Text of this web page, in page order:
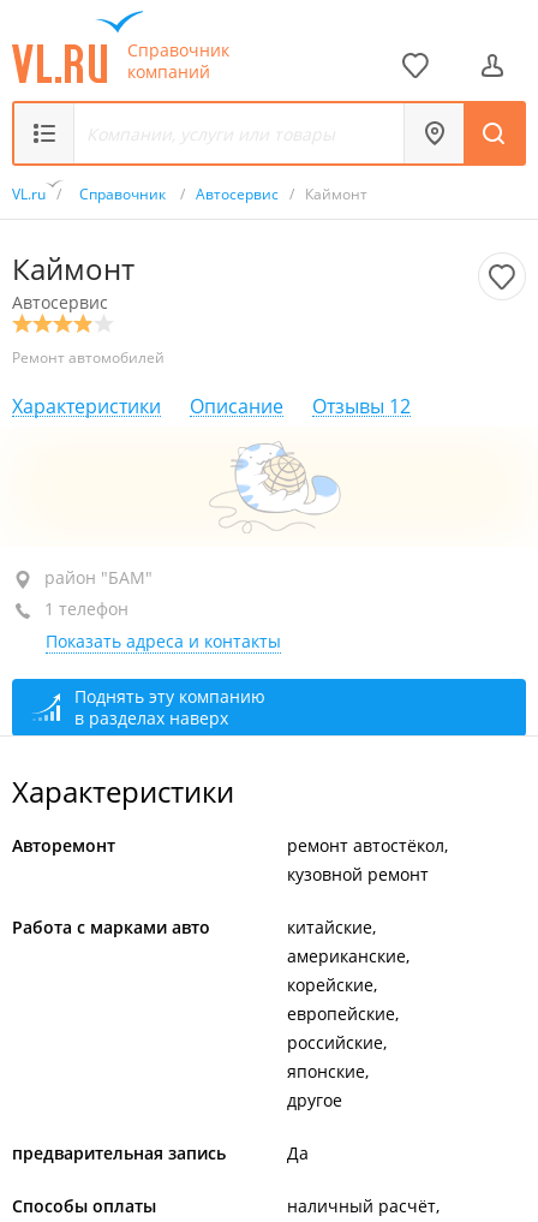
Справочник
компаний
VL.ru / Справочник / Автосервис / Каймонт
Каймонт
Автосервис
Ремонт автомобилей
Характеристики Описание Отзывы 12
район "БАМ", ул. Шошина, 35 стр. 1
+7 902 075-13-47
открыто: 09:00–20:00
район "БАМ"
1 телефон
Показать адреса и контакты
Поднять эту компанию
в разделах наверх
Характеристики
Авторемонт
ремонт автостёкол
кузовной ремонт
Работа с марками авто
китайские
американские
корейские
европейские
российские
японские
другое
предварительная запись Да
Способы оплаты
наличный расчёт